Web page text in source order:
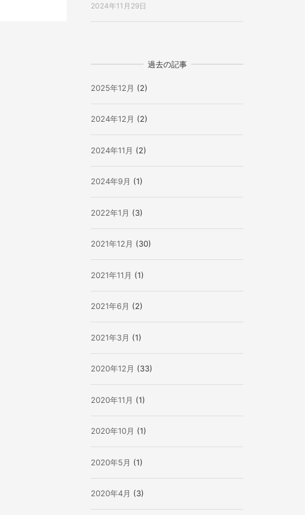
2024年11月29日
過去の記事
2025年12月 (2)
2024年12月 (2)
2024年11月 (2)
2024年9月 (1)
2022年1月 (3)
2021年12月 (30)
2021年11月 (1)
2021年6月 (2)
2021年3月 (1)
2020年12月 (33)
2020年11月 (1)
2020年10月 (1)
2020年5月 (1)
2020年4月 (3)